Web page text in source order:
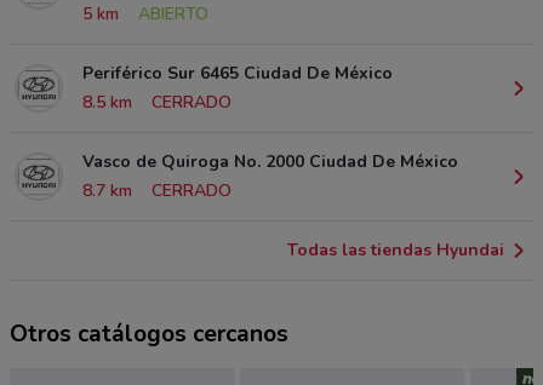
5 km
ABIERTO
Periférico Sur 6465 Ciudad De México
8.5 km
CERRADO
Vasco de Quiroga No. 2000 Ciudad De México
8.7 km
CERRADO
Todas las tiendas Hyundai
Otros catálogos cercanos